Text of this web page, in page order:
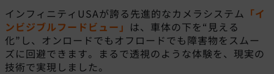
インフィニティUSAが誇る先進的なカメラシステム 「イ
ンビジブルフードビュー」 は、車体の下を“見える
化”し、オンロードでもオフロードでも障害物をスムー
ズに回避できます。まるで透視のような体験を、現実の
技術で実現しました。